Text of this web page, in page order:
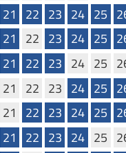
21 22 23 24 25
21 22 23 24 25
21 22 23 24 25
21 22 23 24 25
21 22 23 24 25
21 22 23 24 25